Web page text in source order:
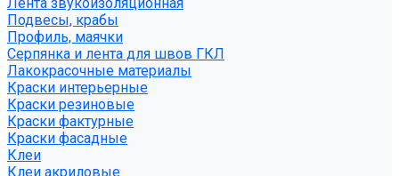
Подвесы, крабы
Профиль, маячки
Серпянка и лента для швов ГКЛ
Лакокрасочные материалы
Краски интерьерные
Краски резиновые
Краски фактурные
Краски фасадные
Клеи
Клеи акриловые